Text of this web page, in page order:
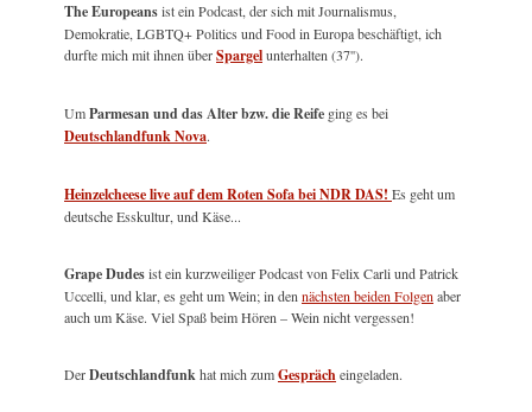
The Europeansist ein Podcast, der sich mit Journalismus,
Demokratie, LGBTQ+ Politics und Food in Europa beschäftigt, ich
durfte mich mit ihnen überSpargelunterhalten (37'').
UmParmesan und das Alter bzw. die Reife ging es bei
Deutschlandfunk Nova.
Heinzelcheese live auf dem Roten Sofa bei NDR DAS! Es geht um
deutsche Esskultur, und Käse...
Grape Dudesist ein kurzweiliger Podcast von Felix Carli und Patrick
Uccelli, und klar, es geht um Wein; in den nächsten beiden Folgen aber
auch um Käse. Viel Spaß beim Hören – Wein nicht vergessen!
DerDeutschlandfunkhat mich zumGesprächeingeladen.